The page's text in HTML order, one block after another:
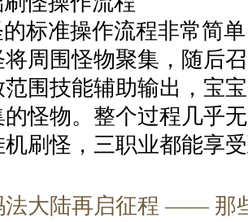
标准操作流程非常简
周围怪物聚集，随后
围技能辅助输出，宝
怪物。整个过程几乎
刷怪，三职业都能享
法大陆再启征程 —— 那